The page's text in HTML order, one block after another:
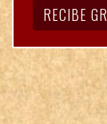
RECIBE